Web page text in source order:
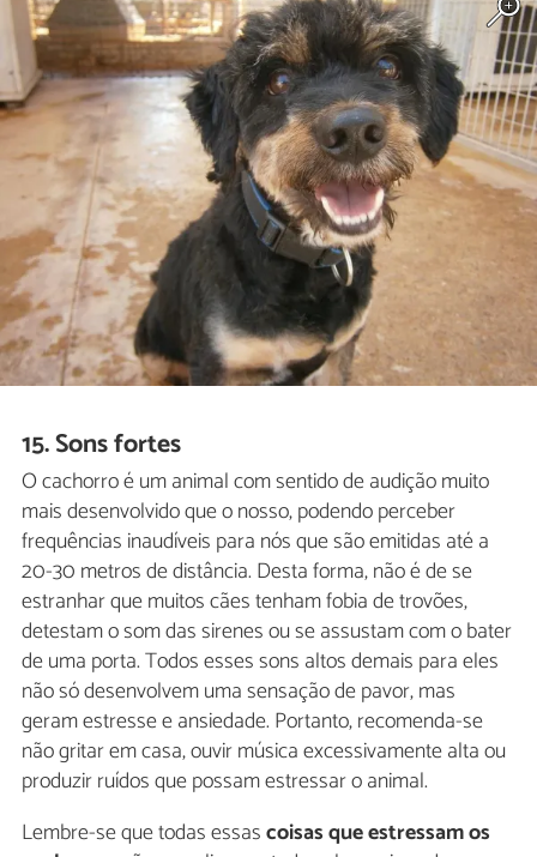
15. Sons fortes
O cachorro é um animal com sentido de audição muito
mais desenvolvido que o nosso, podendo perceber
frequências inaudíveis para nós que são emitidas até a
20-30 metros de distância. Desta forma, não é de se
estranhar que muitos cães tenham fobia de trovões,
detestam o som das sirenes ou se assustam com o bater
de uma porta. Todos esses sons altos demais para eles
não só desenvolvem uma sensação de pavor, mas
geram estresse e ansiedade. Portanto, recomenda-se
não gritar em casa, ouvir música excessivamente alta ou
produzir ruídos que possam estressar o animal.
Lembre-se que todas essascoisas que estressam os